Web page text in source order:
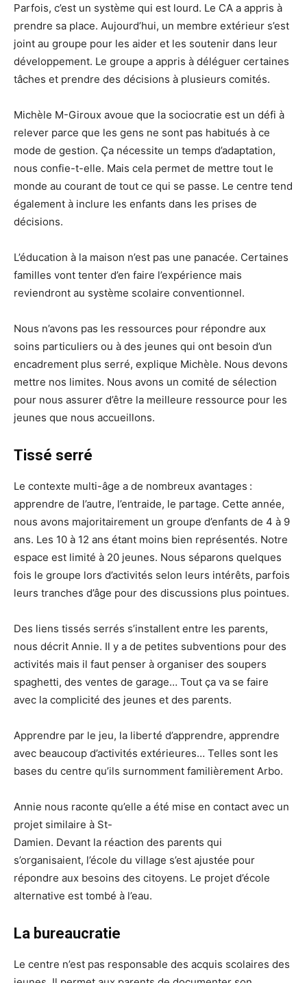
Parfois, c’est un système qui est lourd. Le CA a appris à
prendre sa place. Aujourd’hui, un membre extérieur s’est
joint au groupe pour les aider et les soutenir dans leur
développement. Le groupe a appris à déléguer certaines
tâches et prendre des décisions à plusieurs comités.
Michèle M-Giroux avoue que la sociocratie est un défi à
relever parce que les gens ne sont pas habitués à ce
mode de gestion. Ça nécessite un temps d’adaptation,
nous confie-t-elle. Mais cela permet de mettre tout le
monde au courant de tout ce qui se passe. Le centre tend
également à inclure les enfants dans les prises de
décisions.
L’éducation à la maison n’est pas une panacée. Certaines
familles vont tenter d’en faire l’expérience mais
reviendront au système scolaire conventionnel.
Nous n’avons pas les ressources pour répondre aux
soins particuliers ou à des jeunes qui ont besoin d’un
encadrement plus serré, explique Michèle. Nous devons
mettre nos limites. Nous avons un comité de sélection
pour nous assurer d’être la meilleure ressource pour les
jeunes que nous accueillons.
Tissé serré
Le contexte multi-âge a de nombreux avantages :
apprendre de l’autre, l’entraide, le partage. Cette année,
nous avons majoritairement un groupe d’enfants de 4 à 9
ans. Les 10 à 12 ans étant moins bien représentés. Notre
espace est limité à 20 jeunes. Nous séparons quelques
fois le groupe lors d’activités selon leurs intérêts, parfois
leurs tranches d’âge pour des discussions plus pointues.
Des liens tissés serrés s’installent entre les parents,
nous décrit Annie. Il y a de petites subventions pour des
activités mais il faut penser à organiser des soupers
spaghetti, des ventes de garage… Tout ça va se faire
avec la complicité des jeunes et des parents.
Apprendre par le jeu, la liberté d’apprendre, apprendre
avec beaucoup d’activités extérieures… Telles sont les
bases du centre qu’ils surnomment familièrement Arbo.
Annie nous raconte qu’elle a été mise en contact avec un
projet similaire à St-
Damien. Devant la réaction des parents qui
s’organisaient, l’école du village s’est ajustée pour
répondre aux besoins des citoyens. Le projet d’école
alternative est tombé à l’eau.
La bureaucratie
Le centre n’est pas responsable des acquis scolaires des